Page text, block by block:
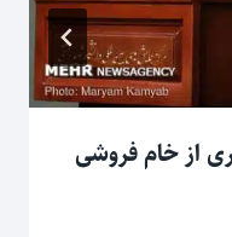
از خام فروشی